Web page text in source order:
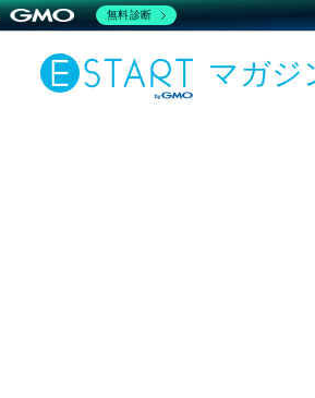
マガジ
無料診断